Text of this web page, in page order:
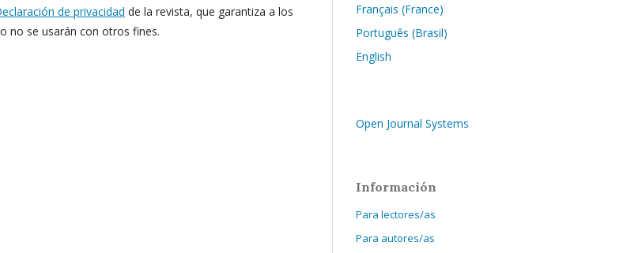
de privacidad de la revista, que garantiza a los
no se usarán con otros fines.
Français (France)
Português (Brasil)
English
Open Journal Systems
Información
Para lectores/as
Para autores/as